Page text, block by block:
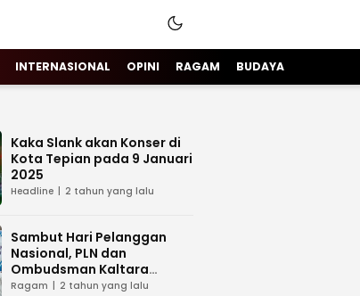
INTERNASIONAL OPINI RAGAM BUDAYA
Kaka Slank akan Konser di
Kota Tepian pada 9 Januari
2025
Headline 2 tahun yang lalu
Sambut Hari Pelanggan
Nasional, PLN dan
Ombudsman Kaltara
Sinergi Tingkatkan Layanan
Ragam 2 tahun yang lalu